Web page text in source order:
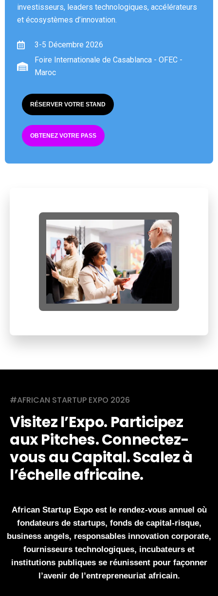
investisseurs, leaders technologiques, accélérateurs
et écosystèmes d’innovation.
3-5 Décembre 2026
Foire Internationale de Casablanca - OFEC -
Maroc
RÉSERVER VOTRE STAND
OBTENEZ VOTRE PASS
#AFRICAN STARTUP EXPO 2026
Visitez l’Expo. Participez
aux Pitches. Connectez-
vous au Capital. Scalez à
l’échelle africaine.
African Startup Expo est le rendez-vous annuel où
fondateurs de startups, fonds de capital-risque,
business angels, responsables innovation corporate,
fournisseurs technologiques, incubateurs et
institutions publiques se réunissent pour façonner
l’avenir de l’entrepreneuriat africain.